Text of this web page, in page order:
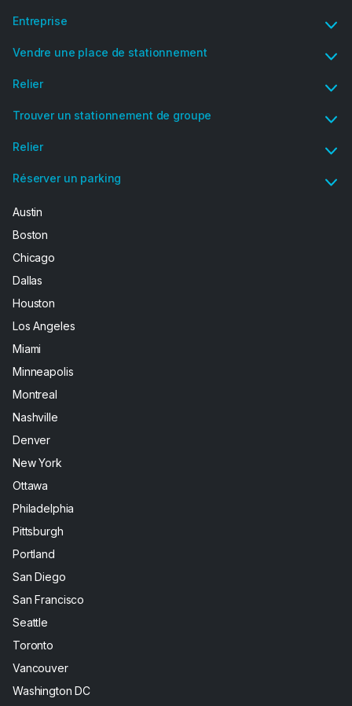
Entreprise
Vendre une place de stationnement
Relier
Trouver un stationnement de groupe
Relier
Réserver un parking
Austin
Boston
Chicago
Dallas
Houston
Los Angeles
Miami
Minneapolis
Montreal
Nashville
Denver
New York
Ottawa
Philadelphia
Pittsburgh
Portland
San Diego
San Francisco
Seattle
Toronto
Vancouver
Washington DC